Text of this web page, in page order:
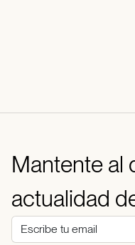
Mantente al
actualidad